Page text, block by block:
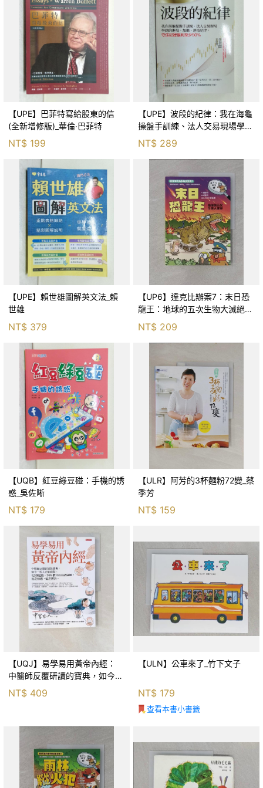
【UPE】巴菲特寫給股東的信
(全新增修版)_華倫‧巴菲特
NT$ 199
【UPE】波段的紀律：我在海龜
操盤手訓練、法人交易現場學到
的進場、加碼、退場紀律，守住
紀律獲利至少50％_雷老闆
NT$ 289
【UPE】賴世雄圖解英文法_賴
世雄
NT$ 379
【UP6】達克比辦案7：末日恐
龍王：地球的五次生物大滅絕_
胡妙芬
NT$ 209
【UQB】紅豆綠豆碰：手機的誘
惑_吳佐晰
NT$ 179
【ULR】阿芳的3杯麵粉72變_蔡
季芳
NT$ 159
【UQJ】易學易用黃帝內經：
中醫師反覆研讀的寶典，如今一
般人也能實踐。12條經絡、365
個穴位白話詳解，經之所過，病
NT$ 409
【ULN】公車來了_竹下文子
NT$ 179
查看本書小書籤